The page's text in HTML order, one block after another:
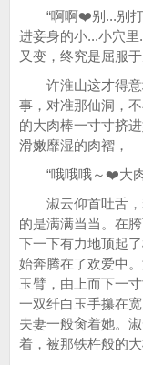
“啊啊❤️别...别打
进妾身的小...小穴
又变，终究是屈服于
许淮山这才得意
事，对准那仙洞，
的大肉棒一寸寸挤
滑嫩靡湿的肉褶，
“哦哦哦～❤️大肉
淑云仰首吐舌，
的是满满当当。在
下一下有力地顶起
始奔腾在了欢爱中
玉臂，由上而下一
一双纤白玉手攥在
夫妻一般肏着她。
着，被那铁杵般的